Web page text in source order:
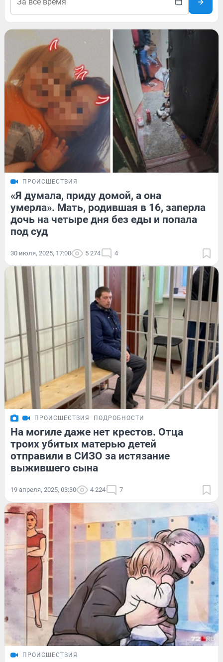
ПРОИСШЕСТВИЯ
«Я думала, приду домой, а она
умерла». Мать, родившая в 16, заперла
дочь на четыре дня без еды и попала
под суд
30 июля, 2025, 17:00 5 274 4
ПРОИСШЕСТВИЯ ПОДРОБНОСТИ
На могиле даже нет крестов. Отца
троих убитых матерью детей
отправили в СИЗО за истязание
выжившего сына
19 апреля, 2025, 03:30 4 224 7
ПРОИСШЕСТВИЯ